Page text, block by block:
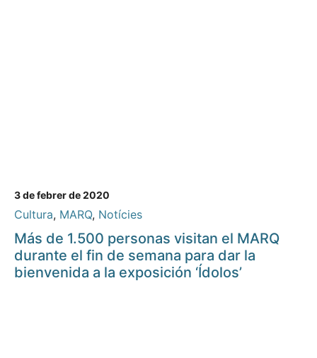
3 de febrer de 2020
Cultura, MARQ, Notícies
Más de 1.500 personas visitan el MARQ
durante el fin de semana para dar la
bienvenida a la exposición ‘Ídolos’